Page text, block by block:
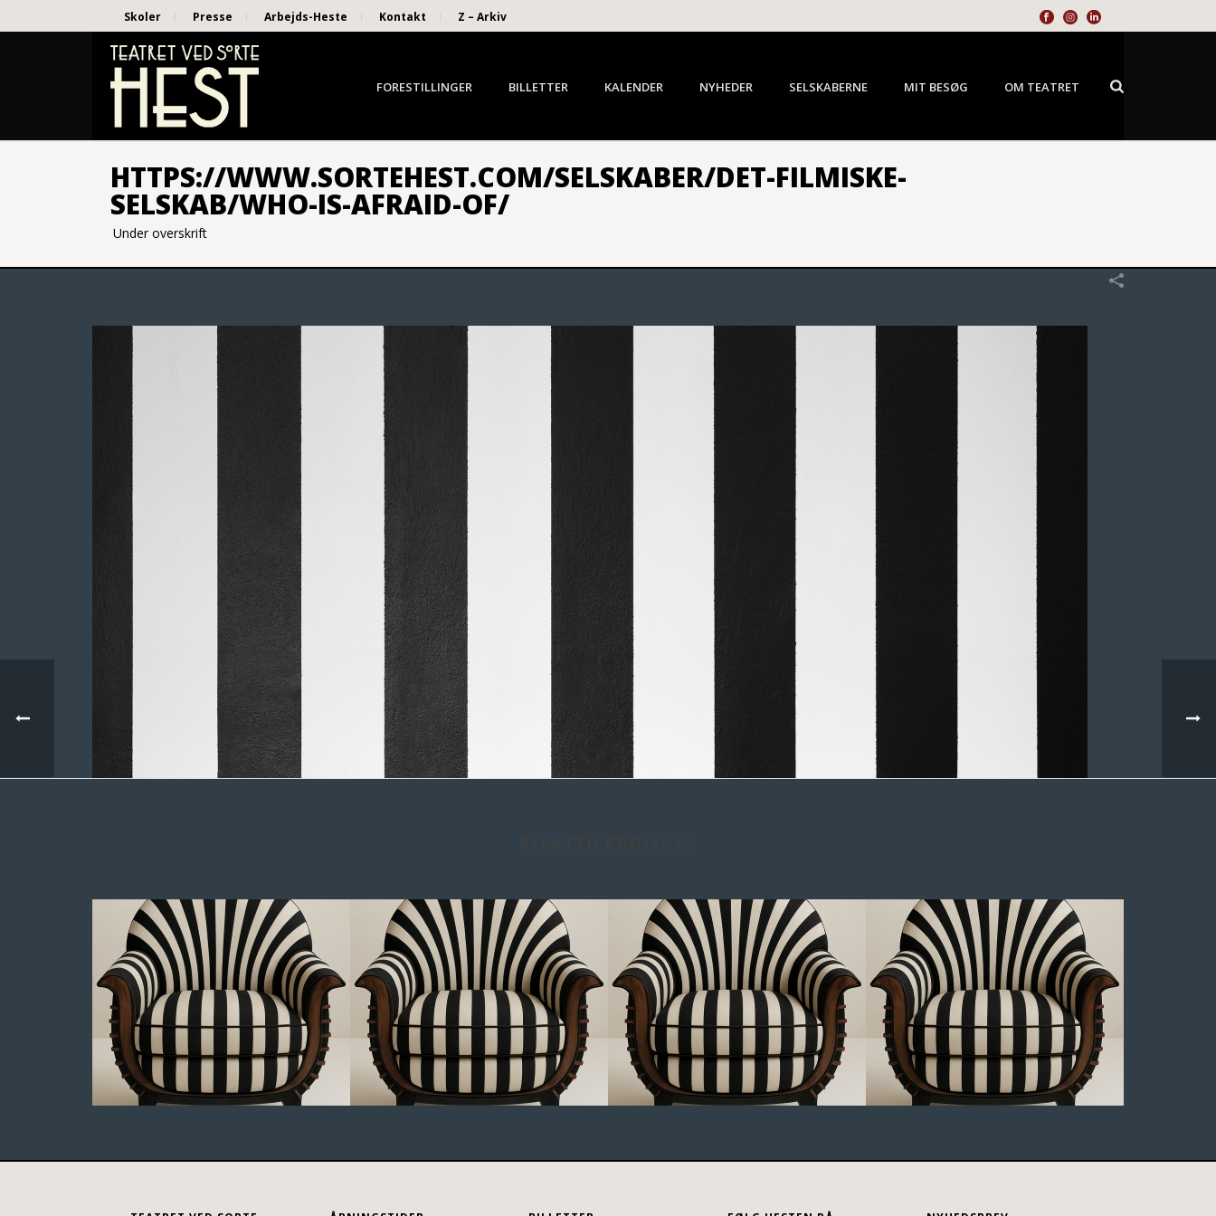
Skoler Presse Arbejds-Heste Kontakt Z – Arkiv
FORESTILLINGER BILLETTER KALENDER NYHEDER SELSKABERNE MIT BESØG OM TEATRET
HTTPS://WWW.SORTEHEST.COM/SELSKABER/DET-FILMISKE-
SELSKAB/WHO-IS-AFRAID-OF/
Under overskrift